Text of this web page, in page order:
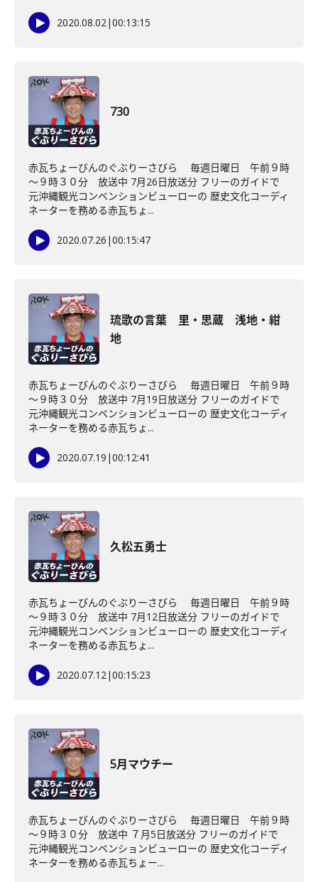
2020.08.02|00:13:15
730
赤瓦ちょーびんのぐぶりーさびら 毎週日曜日 午前９時
～９時３０分 放送中 7月26日放送分 フリーのガイドで
元沖縄観光コンベンションビューローの 歴史文化コーディ
ネーターを務める赤瓦ちょ...
2020.07.26 |00:15:47
琉歌の言葉 里・思蔵 浅地・紺
地
赤瓦ちょーびんのぐぶりーさびら 毎週日曜日 午前９時
～９時３０分 放送中 7月19日放送分 フリーのガイドで
元沖縄観光コンベンションビューローの 歴史文化コーディ
ネーターを務める赤瓦ちょ...
2020.07.19 |00:12:41
久松五勇士
赤瓦ちょーびんのぐぶりーさびら 毎週日曜日 午前９時
～９時３０分 放送中 7月12日放送分 フリーのガイドで
元沖縄観光コンベンションビューローの 歴史文化コーディ
ネーターを務める赤瓦ちょ...
2020.07.12|00:15:23
5月マウチー
赤瓦ちょーびんのぐぶりーさびら 毎週日曜日 午前９時
～９時３０分 放送中 ７月5日放送分 フリーのガイドで
元沖縄観光コンベンションビューローの 歴史文化コーディ
ネーターを務める赤瓦ちょー...